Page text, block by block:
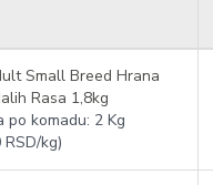
Small Breed Hrana
Rasa 1,8kg
po komadu: 2 Kg
kg)